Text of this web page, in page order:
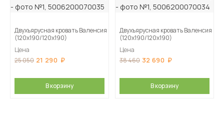
Двухъярусная кровать Валенсия
(120х190/120х190)
Цена
25 050 21 290
В корзину
Двухъярусная кровать Валенсия
(120х190/120х190)
Цена
38 460 32 690
В корзину